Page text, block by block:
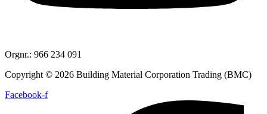
Orgnr.: 966 234 091
Copyright © 2026 Building Material Corporation Trading (BMC)
Facebook-f